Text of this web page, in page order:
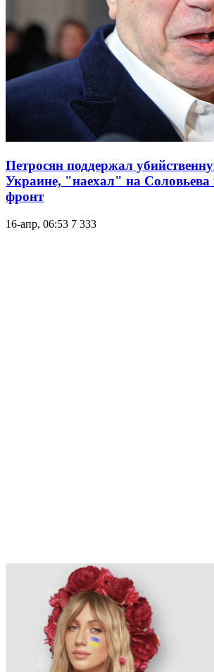
Петросян поддержал
Украине, "наехал" на Соловьева
фронт
16-апр, 06:53 7 333